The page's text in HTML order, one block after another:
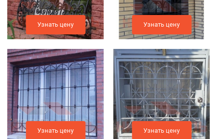
Узнать цену
Узнать цену
Узнать цену
Узнать цену